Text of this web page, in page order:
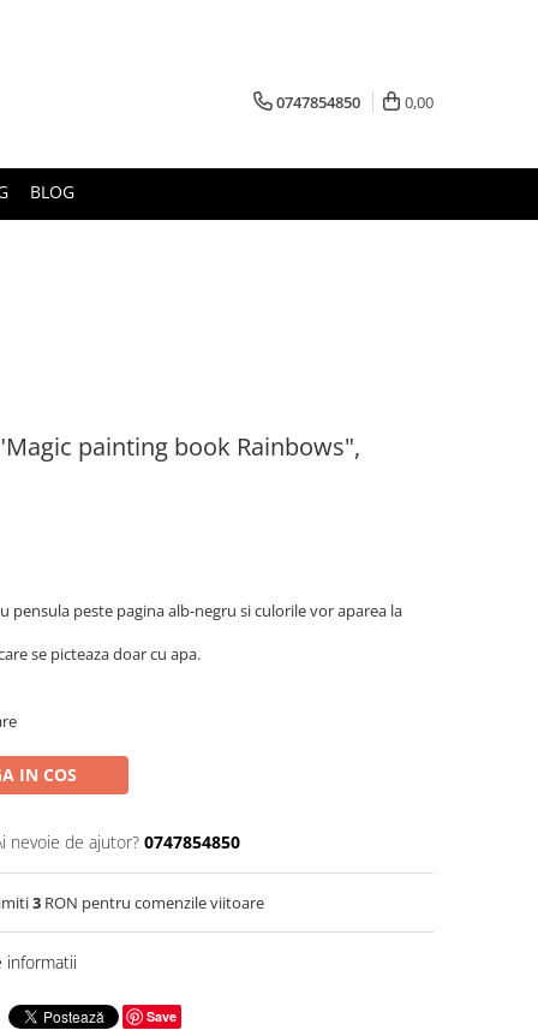
0747854850 0,00
BLOG
painting book Rainbows",
pensula peste pagina alb-negru si culorile vor aparea la
se picteaza doar cu apa.
IN COS
nevoie de ajutor? 0747854850
3 RON pentru comenzile viitoare
informatii
Save